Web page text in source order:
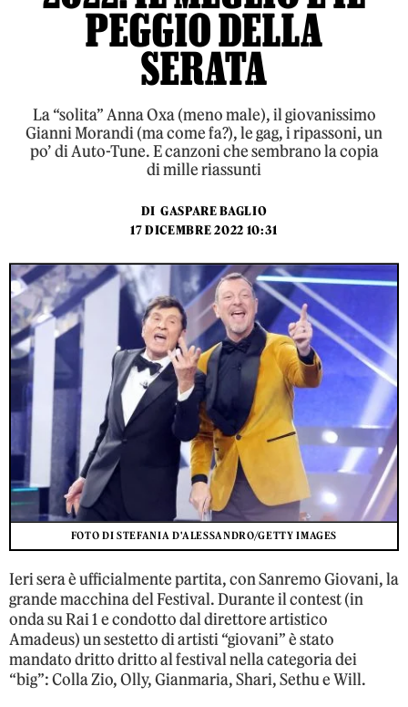
PEGGIO DELLA
SERATA
La “solita” Anna Oxa (meno male), il giovanissimo
Gianni Morandi (ma come fa?), le gag, i ripassoni, un
po’ di Auto-Tune. E canzoni che sembrano la copia
di mille riassunti
DI GASPARE BAGLIO
17 DICEMBRE 2022 10:31
FOTO DI STEFANIA D'ALESSANDRO/GETTY IMAGES
Ieri sera è ufficialmente partita, con Sanremo Giovani, la
grande macchina del Festival. Durante il contest (in
onda su Rai 1 e condotto dal direttore artistico
Amadeus) un sestetto di artisti “giovani” è stato
mandato dritto dritto al festival nella categoria dei
“big”: Colla Zio, Olly, Gianmaria, Shari, Sethu e Will.